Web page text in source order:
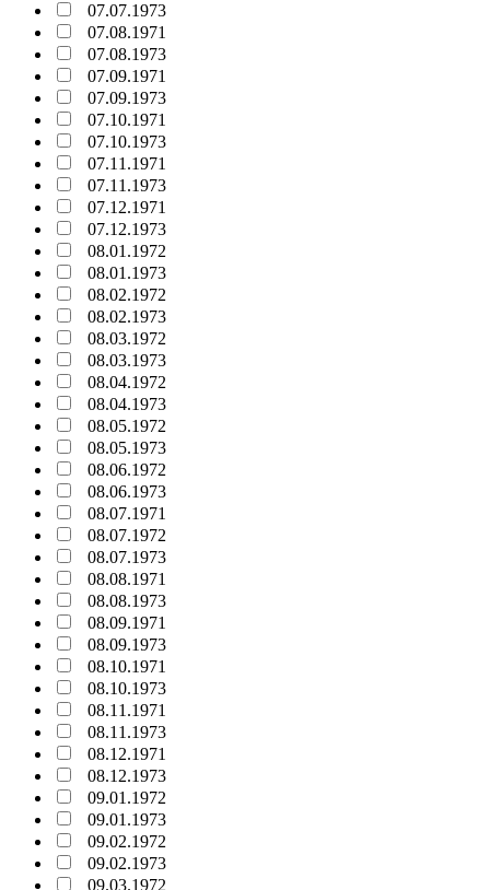
07.07.1973
07.08.1971
07.08.1973
07.09.1971
07.09.1973
07.10.1971
07.10.1973
07.11.1971
07.11.1973
07.12.1971
07.12.1973
08.01.1972
08.01.1973
08.02.1972
08.02.1973
08.03.1972
08.03.1973
08.04.1972
08.04.1973
08.05.1972
08.05.1973
08.06.1972
08.06.1973
08.07.1971
08.07.1972
08.07.1973
08.08.1971
08.08.1973
08.09.1971
08.09.1973
08.10.1971
08.10.1973
08.11.1971
08.11.1973
08.12.1971
08.12.1973
09.01.1972
09.01.1973
09.02.1972
09.02.1973
09.03.1972